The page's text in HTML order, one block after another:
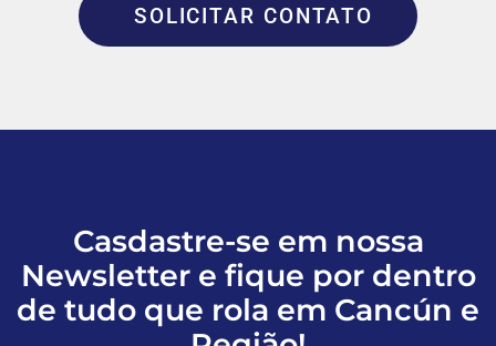
SOLICITAR CONTATO
Casdastre-se em nossa
Newsletter e fique por dentro
de tudo que rola em Cancún e